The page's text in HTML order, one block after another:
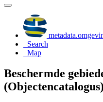
Search
Map
Beschermde
(Objectencatalogus)